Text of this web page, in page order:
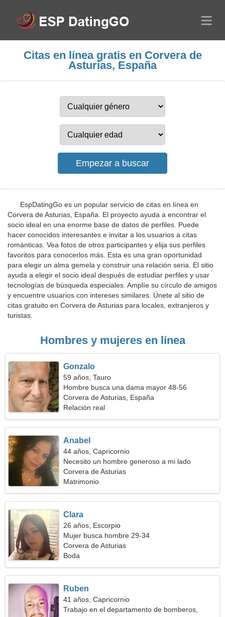
Citas en línea gratis en Corvera de
Asturias, España
EspDatingGo es un popular servicio de citas en línea en
Corvera de Asturias, España. El proyecto ayuda a encontrar el
socio ideal en una enorme base de datos de perfiles. Puede
hacer conocidos interesantes e invitar a los usuarios a citas
románticas. Vea fotos de otros participantes y elija sus perfiles
favoritos para conocerlos más. Esta es una gran oportunidad
para elegir un alma gemela y construir una relación seria. El sitio
ayuda a elegir el socio ideal después de estudiar perfiles y usar
tecnologías de búsqueda especiales. Amplíe su círculo de amigos
y encuentre usuarios con intereses similares. Únete al sitio de
citas gratuito en Corvera de Asturias para locales, extranjeros y
turistas.
Hombres y mujeres en línea
Gonzalo
59 años, Tauro
Hombre busca una dama mayor 48-56
Corvera de Asturias, España
Relación real
Anabel
44 años, Capricornio
Necesito un hombre generoso a mi lado
Corvera de Asturias
Matrimonio
Clara
26 años, Escorpio
Mujer busca hombre 29-34
Corvera de Asturias
Boda
Ruben
41 años, Capricornio
Trabajo en el departamento de bomberos,